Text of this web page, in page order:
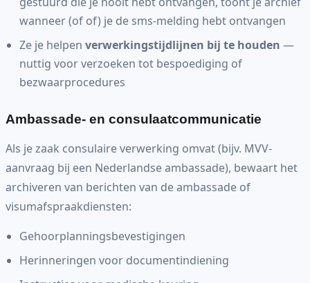
wanneer (of of) je de sms-melding hebt ontvangen
Ze je helpen verwerkingstijdlijnen bij te houden —
nuttig voor verzoeken tot bespoediging of
bezwaarprocedures
Ambassade- en consulaatcommunicatie
Als je zaak consulaire verwerking omvat (bijv. MVV-
aanvraag bij een Nederlandse ambassade), bewaart het
archiveren van berichten van de ambassade of
visumafspraakdiensten:
Gehoorplanningsbevestigingen
Herinneringen voor documentindiening